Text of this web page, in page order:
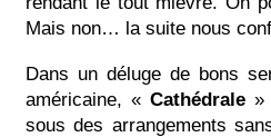
Mais non… la suite nous
Dans un déluge de bons
américaine, «Cathédrale »
sous des arrangements